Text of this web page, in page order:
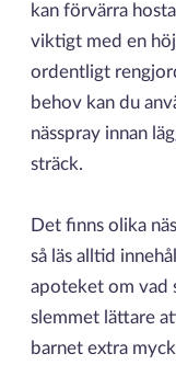
kan förvärra
viktigt med en
ordentligt
behov kan du
nässpray innan
sträck.
Det finns olika
så läs alltid
apoteket om vad
slemmet lättare
barnet extra